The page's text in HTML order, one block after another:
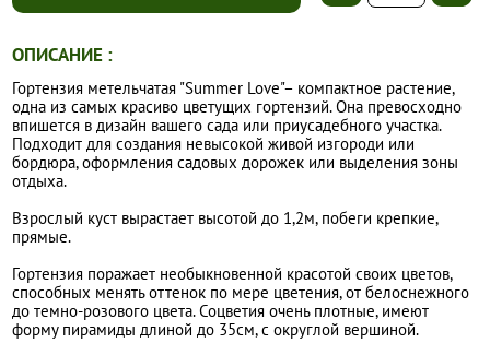
ОПИСАНИЕ :
Гортензия метельчатая "Summer Love"– компактное растение,
одна из самых красиво цветущих гортензий. Она превосходно
впишется в дизайн вашего сада или приусадебного участка.
Подходит для создания невысокой живой изгороди или
бордюра, оформления садовых дорожек или выделения зоны
отдыха.
Взрослый куст вырастает высотой до 1,2м, побеги крепкие,
прямые.
Гортензия поражает необыкновенной красотой своих цветов,
способных менять оттенок по мере цветения, от белоснежного
до темно-розового цвета. Соцветия очень плотные, имеют
форму пирамиды длиной до 35см, с округлой вершиной.